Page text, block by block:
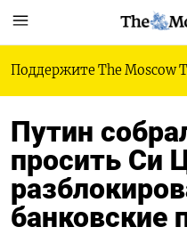
Поддержите The Moscow
Путин
просить Си
банковские